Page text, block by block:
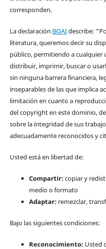
corresponden.
La declaración BOAIdescribe:
literatura, queremos decir su
público, permitiendo a cualquier
distribuir, imprimir, buscar o
sin ninguna barrera financiera,
inseparables de las que implica
limitación en cuanto a
del copyright en este dominio,
sobre la integridad de sus
adecuadamente reconocidos y
Usted está en libertad de:
Compartir:copiar y
medio o formato
Adaptar:remezclar,
Bajo las siguientes condiciones:
Reconocimiento:Usted